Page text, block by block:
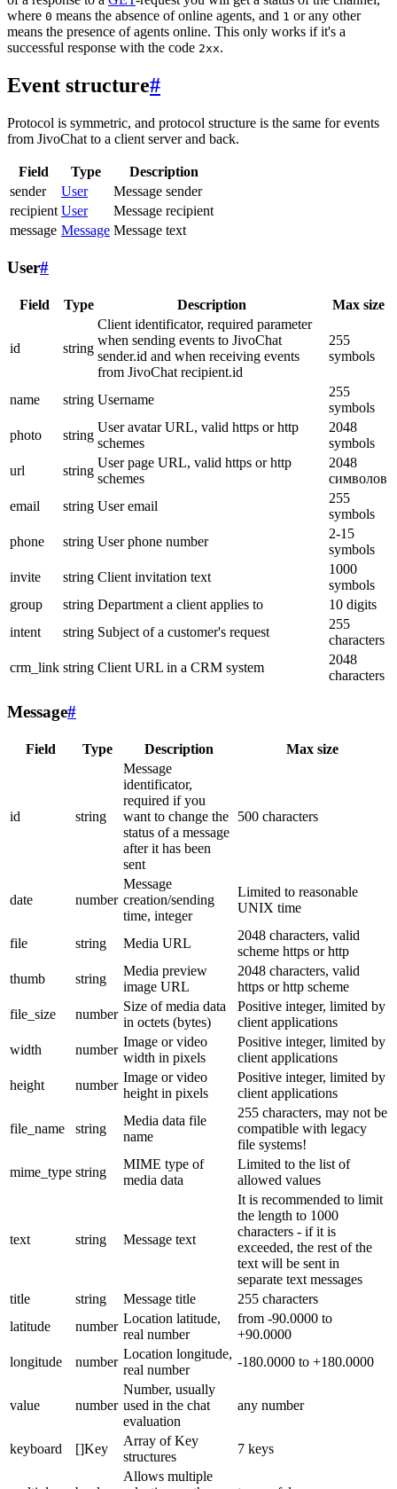
where 0 means the absence of online agents, and 1 or any other
means the presence of agents online. This only works if it's a
successful response with the code 2xx.
Event structure#
Protocol is symmetric, and protocol structure is the same for events
from JivoChat to a client server and back.
Field Type
Description
sender
User
Message sender
recipient User
Message recipient
message Message Message text
User#
Field Type Description Max size
id string
Client identificator, required parameter
when sending events to JivoChat
sender.id and when receiving events
from JivoChat recipient.id
255
symbols
name string Username
255
symbols
photo
string
User avatar URL, valid https or http
schemes
2048
symbols
url
string
User page URL, valid https or http
schemes
2048
символов
email
string User email
255
symbols
phone
string User phone number
2-15
symbols
invite
string Client invitation text
1000
symbols
group
string Department a client applies to
10 digits
intent
string Subject of a customer's request
255
characters
crm_link string Client URL in a CRM system
2048
characters
Message#
Field Type Description Max size
id string
Message
identificator,
required if you
want to change the
status of a message
after it has been
sent
500 characters
date number
Message
creation/sending
time, integer
Limited to reasonable
UNIX time
file string Media URL
2048 characters, valid
scheme https or http
thumb
string
Media preview
image URL
2048 characters, valid
https or http scheme
file_size
number
Size of media data
in octets (bytes)
Positive integer, limited by
client applications
width
number
Image or video
width in pixels
Positive integer, limited by
client applications
height
number
Image or video
height in pixels
Positive integer, limited by
client applications
file_name string
Media data file
name
255 characters, may not be
compatible with legacy
file systems!
mime_type string
MIME type of
media data
Limited to the list of
allowed values
text string Message text
It is recommended to limit
the length to 1000
characters - if it is
exceeded, the rest of the
text will be sent in
separate text messages
title
string Message title
255 characters
latitude
number
Location latitude,
real number
from -90.0000 to
+90.0000
longitude
number
Location longitude,
real number
-180.0000 to +180.0000
value number
Number, usually
used in the chat
evaluation
any number
keyboard []Key
Array of Key
structures
7 keys
Allows multiple